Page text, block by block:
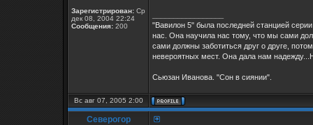
Зарегистрирован: Ср
дек 08, 2004 22:24
Сообщения: 200
"Вавилон 5" была последней станцией
нас. Она научила нас тому, что мы сами
сами должны заботиться друг о друге,
невероятных мест. Она дала нам
Сьюзан Иванова. "Сон в сиянии".
Вс авг 07, 2005 2:00
Северогор